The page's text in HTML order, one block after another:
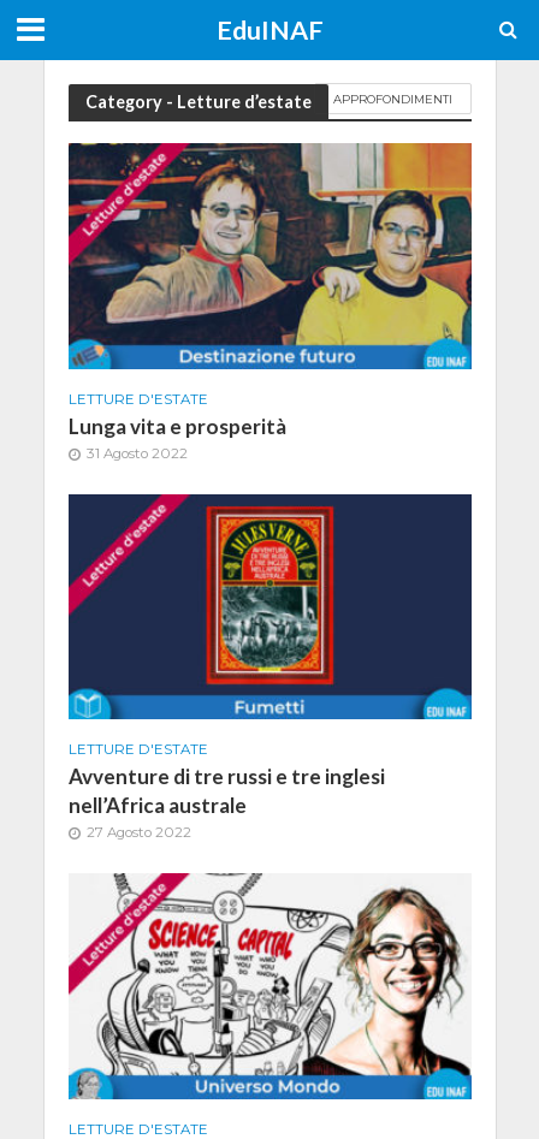
EduINAF
Category - Letture d’estate APPROFONDIMENTI
LETTURE D'ESTATE
Lunga vita e prosperità
31 Agosto 2022
LETTURE D'ESTATE
Avventure di tre russi e tre inglesi
nell’Africa australe
27 Agosto 2022
LETTURE D'ESTATE